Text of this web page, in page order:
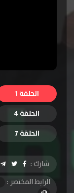
الحلقة 1
الحلقة 4
الحلقة 7
الحلقة 10
الحلقة 13
شارك :
الرابط المختصر :